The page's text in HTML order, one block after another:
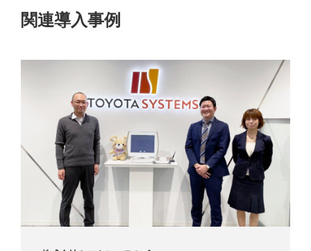
関連導入事例